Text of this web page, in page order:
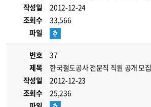
작성일
2012-12-24
조회수
33,566
파일
번호
37
제목
한국철도공사 전문직 직원 공개 모집
작성일
2012-12-23
조회수
25,236